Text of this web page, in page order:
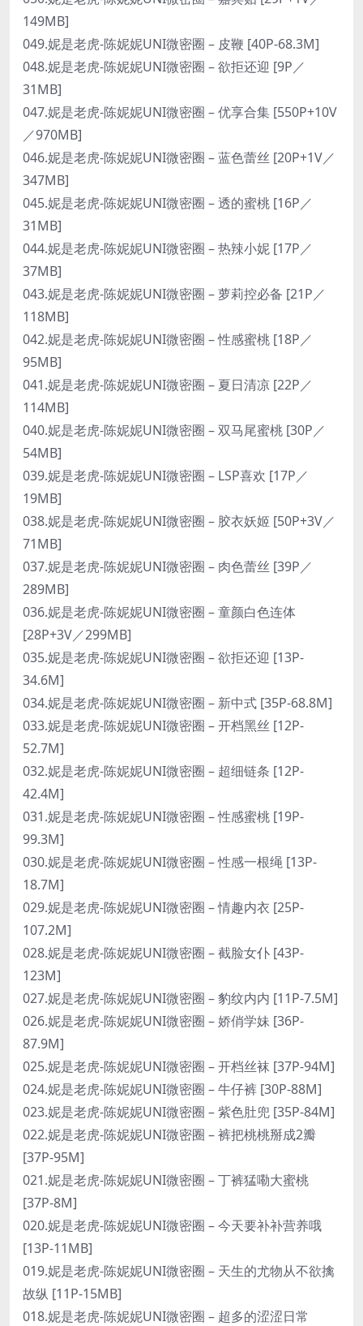
149MB]
049.妮是老虎-陈妮妮UNI微密圈 – 皮鞭 [40P-68.3M]
048.妮是老虎-陈妮妮UNI微密圈 – 欲拒还迎 [9P／
31MB]
047.妮是老虎-陈妮妮UNI微密圈 – 优享合集 [550P+10V
／970MB]
046.妮是老虎-陈妮妮UNI微密圈 – 蓝色蕾丝 [20P+1V／
347MB]
045.妮是老虎-陈妮妮UNI微密圈 – 透的蜜桃 [16P／
31MB]
044.妮是老虎-陈妮妮UNI微密圈 – 热辣小妮 [17P／
37MB]
043.妮是老虎-陈妮妮UNI微密圈 – 萝莉控必备 [21P／
118MB]
042.妮是老虎-陈妮妮UNI微密圈 – 性感蜜桃 [18P／
95MB]
041.妮是老虎-陈妮妮UNI微密圈 – 夏日清凉 [22P／
114MB]
040.妮是老虎-陈妮妮UNI微密圈 – 双马尾蜜桃 [30P／
54MB]
039.妮是老虎-陈妮妮UNI微密圈 – LSP喜欢 [17P／
19MB]
038.妮是老虎-陈妮妮UNI微密圈 – 胶衣妖姬 [50P+3V／
71MB]
037.妮是老虎-陈妮妮UNI微密圈 – 肉色蕾丝 [39P／
289MB]
036.妮是老虎-陈妮妮UNI微密圈 – 童颜白色连体
[28P+3V／299MB]
035.妮是老虎-陈妮妮UNI微密圈 – 欲拒还迎 [13P-
34.6M]
034.妮是老虎-陈妮妮UNI微密圈 – 新中式 [35P-68.8M]
033.妮是老虎-陈妮妮UNI微密圈 – 开档黑丝 [12P-
52.7M]
032.妮是老虎-陈妮妮UNI微密圈 – 超细链条 [12P-
42.4M]
031.妮是老虎-陈妮妮UNI微密圈 – 性感蜜桃 [19P-
99.3M]
030.妮是老虎-陈妮妮UNI微密圈 – 性感一根绳 [13P-
18.7M]
029.妮是老虎-陈妮妮UNI微密圈 – 情趣内衣 [25P-
107.2M]
028.妮是老虎-陈妮妮UNI微密圈 – 截脸女仆 [43P-
123M]
027.妮是老虎-陈妮妮UNI微密圈 – 豹纹内内 [11P-7.5M]
026.妮是老虎-陈妮妮UNI微密圈 – 娇俏学妹 [36P-
87.9M]
025.妮是老虎-陈妮妮UNI微密圈 – 开档丝袜 [37P-94M]
024.妮是老虎-陈妮妮UNI微密圈 – 牛仔裤 [30P-88M]
023.妮是老虎-陈妮妮UNI微密圈 – 紫色肚兜 [35P-84M]
022.妮是老虎-陈妮妮UNI微密圈 – 裤把桃桃掰成2瓣
[37P-95M]
021.妮是老虎-陈妮妮UNI微密圈 – 丁裤猛嘞大蜜桃
[37P-8M]
020.妮是老虎-陈妮妮UNI微密圈 – 今天要补补营养哦
[13P-11MB]
019.妮是老虎-陈妮妮UNI微密圈 – 天生的尤物从不欲擒
故纵 [11P-15MB]
018.妮是老虎-陈妮妮UNI微密圈 – 超多的涩涩日常